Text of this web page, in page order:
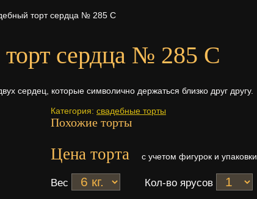
торт сердца № 285 С
сердца № 285 С
сердец, которые символично держаться близко друг другу.
Категория: свадебные торты
Похожие торты
Цена торта с учетом фигурок и упаковки
Вес Кол-во ярусов